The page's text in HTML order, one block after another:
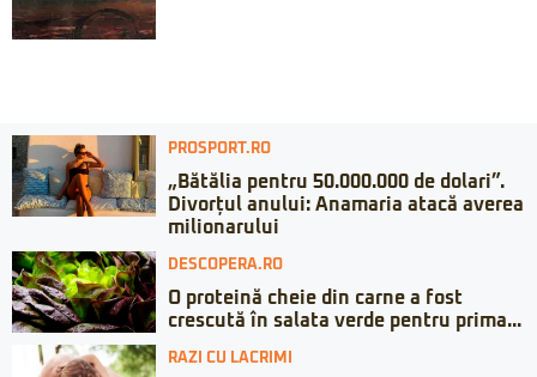
PROSPORT.RO
„Bătălia pentru 50.000.000 de dolari”.
Divorțul anului: Anamaria atacă averea
milionarului
DESCOPERA.RO
O proteină cheie din carne a fost
crescută în salata verde pentru prima...
RAZI CU LACRIMI